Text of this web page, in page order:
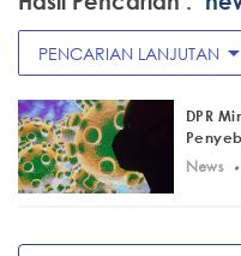
PENCARIAN LANJUTAN arrow_drop_down
DPR
News·